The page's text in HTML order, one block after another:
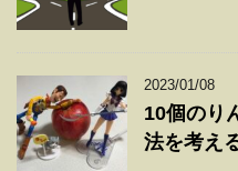
2023/01/08
10個のり
法を考え